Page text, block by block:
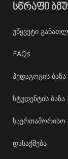
ᲡᲬᲠᲐᲤᲘ
უწყვეტი
FAQs
პედაგოგის ბაზა
სტუდენტის ბაზა
საერთაშორისო
დასაქმება